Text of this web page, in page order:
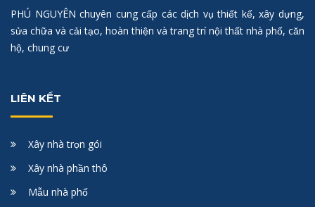
PHÚ NGUYÊN chuyên cung cấp các dịch vụ thiết kế, xây dựng,
sửa chữa và cải tạo, hoàn thiện và trang trí nội thất nhà phố, căn
hộ, chung cư
LIÊN KẾT
Xây nhà trọn gói
Xây nhà phần thô
Mẫu nhà phố